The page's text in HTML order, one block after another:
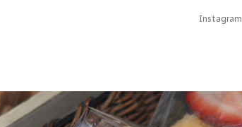
Instagram